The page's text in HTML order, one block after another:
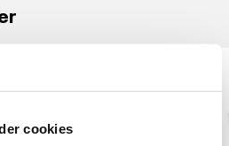
cookies